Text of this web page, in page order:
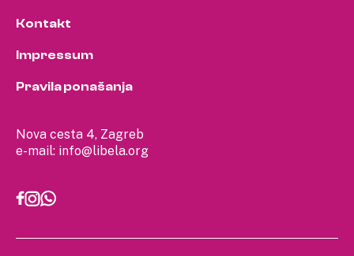
Nova cesta 4, Zagreb
e-mail: info@libela.org
Kontakt
Impressum
Pravila ponašanja